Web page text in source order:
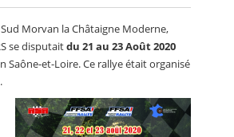
Morvan la Châtaigne Moderne,
se disputaitdu 21 au 23 Août 2020
Saône-et-Loire. Ce rallye était organisé